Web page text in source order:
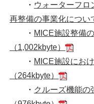
・ ウォーターフロ
再整備の事業化につい
・ MICE施設整備
（1,002kbyte）
・ MICE施設にお
（264kbyte）
・ クルーズ機能の